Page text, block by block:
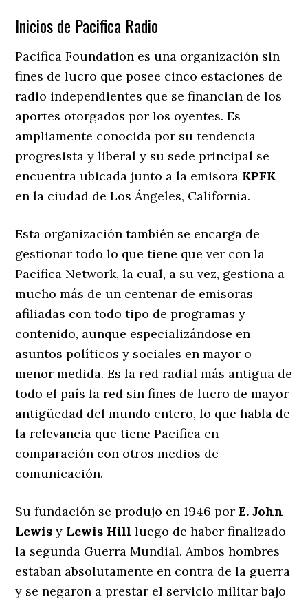
Inicios de Pacifica Radio
Pacifica Foundation es una organización sin
fines de lucro que posee cinco estaciones de
radio independientes que se financian de los
aportes otorgados por los oyentes. Es
ampliamente conocida por su tendencia
progresista y liberal y su sede principal se
encuentra ubicada junto a la emisora KPFK
en la ciudad de Los Ángeles, California.
Esta organización también se encarga de
gestionar todo lo que tiene que ver con la
Pacifica Network, la cual, a su vez, gestiona a
mucho más de un centenar de emisoras
afiliadas con todo tipo de programas y
contenido, aunque especializándose en
asuntos políticos y sociales en mayor o
menor medida. Es la red radial más antigua de
todo el país la red sin fines de lucro de mayor
antigüedad del mundo entero, lo que habla de
la relevancia que tiene Pacifica en
comparación con otros medios de
comunicación.
Su fundación se produjo en 1946 porE. John
Lewisy Lewis Hill luego de haber finalizado
la segunda Guerra Mundial. Ambos hombres
estaban absolutamente en contra de la guerra
y se negaron a prestar el servicio militar bajo